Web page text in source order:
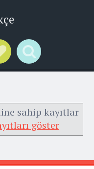
Links
Search
sahip kayıtlar
göster